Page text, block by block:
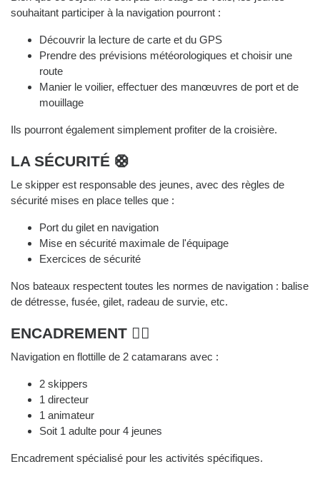
souhaitant participer à la navigation pourront :
Découvrir la lecture de carte et du GPS
Prendre des prévisions météorologiques et choisir une
route
Manier le voilier, effectuer des manœuvres de port et de
mouillage
Ils pourront également simplement profiter de la croisière.
LA SÉCURITÉ 🛟
Le skipper est responsable des jeunes, avec des règles de
sécurité mises en place telles que :
Port du gilet en navigation
Mise en sécurité maximale de l'équipage
Exercices de sécurité
Nos bateaux respectent toutes les normes de navigation : balise
de détresse, fusée, gilet, radeau de survie, etc.
ENCADREMENT 👨‍✈️
Navigation en flottille de 2 catamarans avec :
2 skippers
1 directeur
1 animateur
Soit 1 adulte pour 4 jeunes
Encadrement spécialisé pour les activités spécifiques.